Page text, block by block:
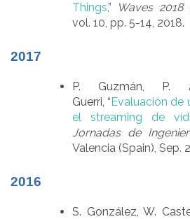
Things,” Waves 2018
vol. 10, pp. 5-14, 2018.
2017
P. Guzmán, P.
Guerri,“Evaluación de
el streaming de
Jornadas de
Valencia (Spain), Sep.
2016
S. González , W.